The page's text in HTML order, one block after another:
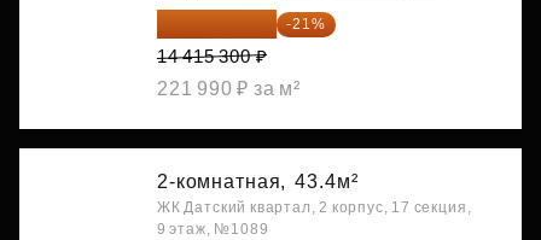
11 388 087 ₽ -21%
14 415 300 ₽
221 990 ₽ за м²
2-комнатная, 43.4м²
ЖК Датский квартал, 2 корпус, 17 секция,
9 этаж, №1089